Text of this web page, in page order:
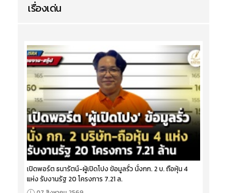
เรื่องเด่น
เปิดพอร์ต ธนารัตน์-ผู้เปิดโปง ข้อมูลรั่ว นั่งกก. 2 บ. ถือหุ้น 4
แห่ง รับงานรัฐ 20 โครงการ 7.21 ล.